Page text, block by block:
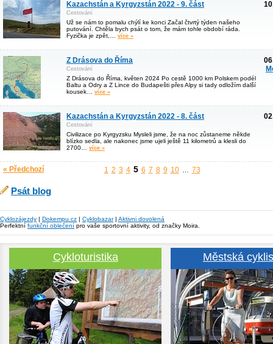
Kazachstán a Kyrgyzstán 2022 - 9. část
Cestování
Už se nám to pomalu chýlí ke konci Začal čtvrtý týden našeho
putování. Chtěla bych psát o tom, že mám tohle období ráda.
Fyzička je zpět,… více »
Z Drásova do Říma
Cestování
Z Drásova do Říma, květen 2024 Po cestě 1000 km Polskem podél
Baltu a Odry a Z Lince do Budapešti přes Alpy si tady odložím další
kousek… více »
Kazachstán a Kyrgyzstán 2022 - 8. část
Cestování
Civilizace po Kyrgyzsku Mysleli jsme, že na noc zůstaneme někde
blízko sedla, ale nakonec jsme ujeli ještě 11 kilometrů a klesli do
2700… více »
« Předchozí 1 2 3 4 5 6 7 8 9 10 73
Psát blog
Cyklozájezdy | Dokempu.cz | Cyklobazar| Aktivni dovolená
Perfektní funkční oblečení pro vaše sportovní aktivity, od značky Moira.
Cykloturistika Městská